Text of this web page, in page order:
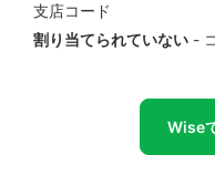
支店コード
割り当てられていない -
Wise